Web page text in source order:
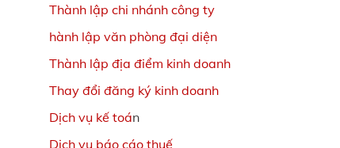
Thành lập chi nhánh công ty
hành lập văn phòng đại diện
Thành lập địa điểm kinh doanh
Thay đổi đăng ký kinh doanh
Dịch vụ kế toán
Dịch vụ báo cáo thuế